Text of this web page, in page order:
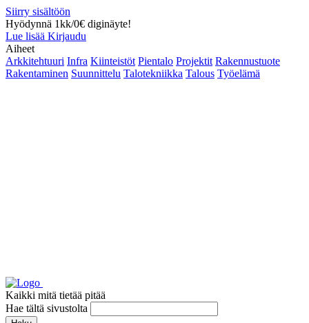
Siirry sisältöön
Hyödynnä 1kk/0€ diginäyte!
Lue lisää Kirjaudu
Aiheet
Arkkitehtuuri Infra Kiinteistöt Pientalo Projektit Rakennustuote
Rakentaminen Suunnittelu Talotekniikka Talous Työelämä
Kaikki mitä tietää pitää
Hae tältä sivustolta